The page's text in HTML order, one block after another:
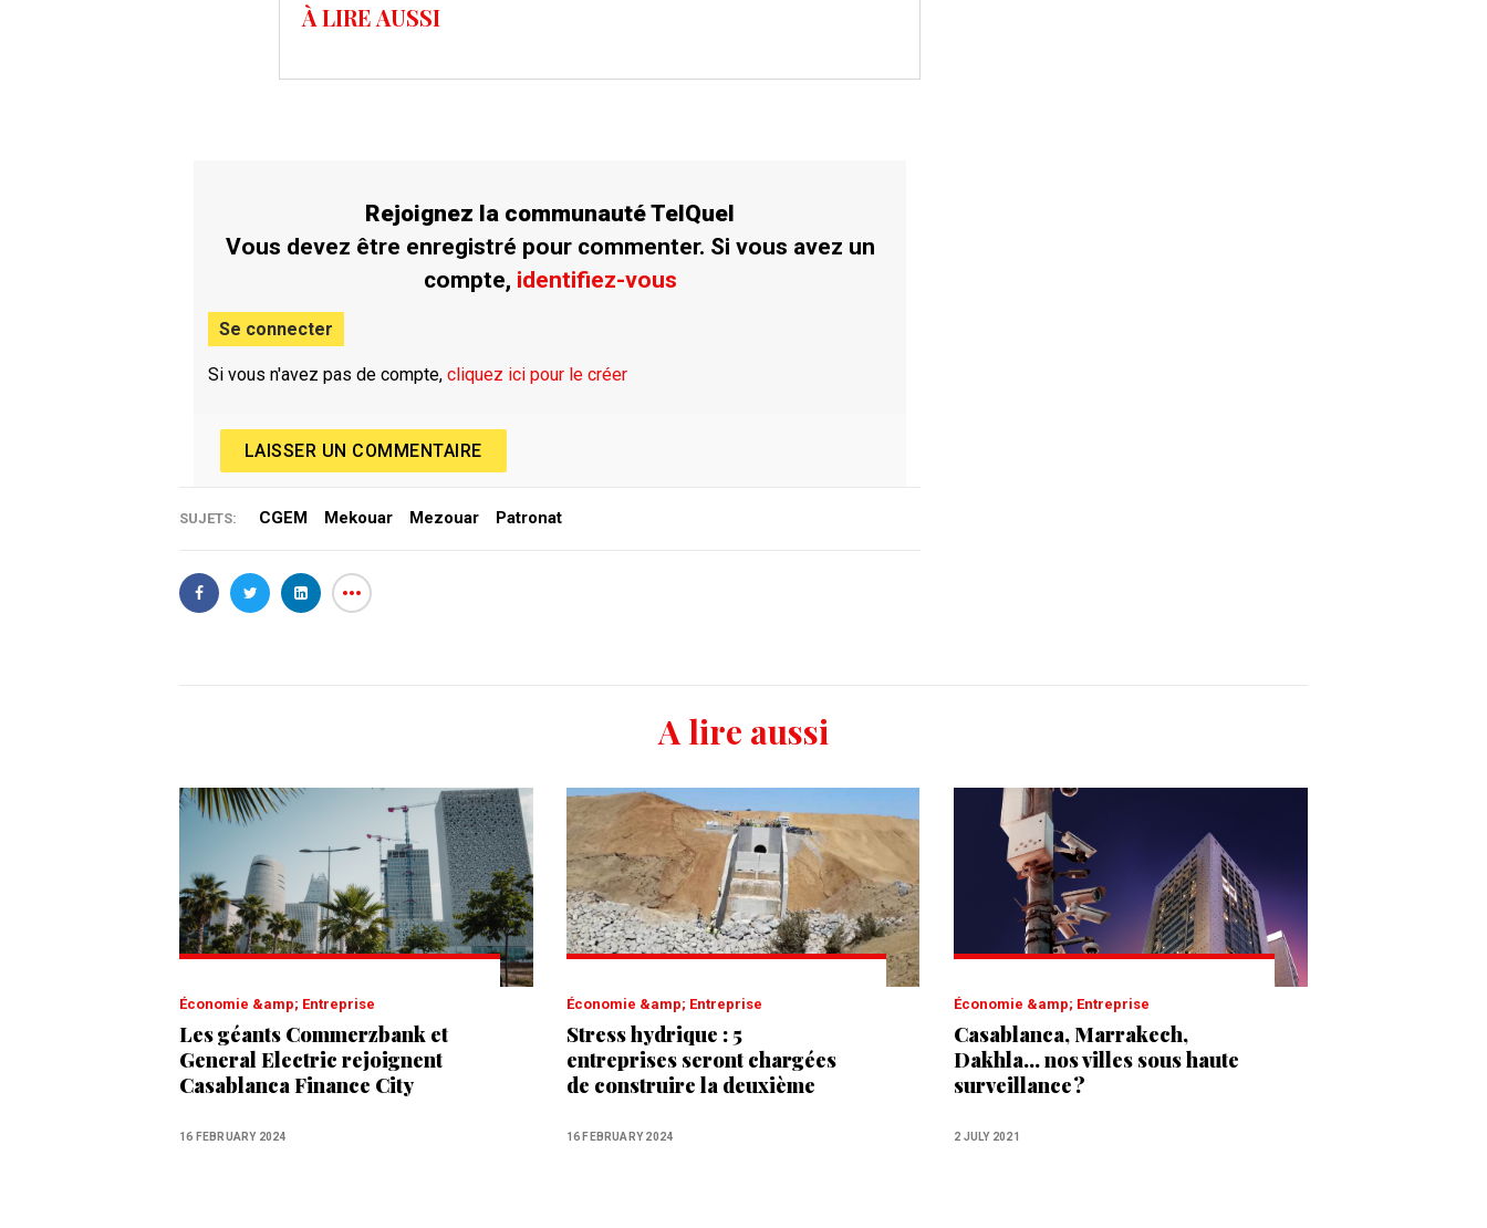
À LIRE AUSSI
Rejoignez la communauté TelQuel
Vous devez être enregistré pour commenter. Si vous avez un
compte, identifiez-vous
Se connecter
Si vous n'avez pas de compte,cliquez ici pour le créer
LAISSER UN COMMENTAIRE
SUJETS: CGEM Mekouar Mezouar Patronat
A lire aussi
Économie &amp; Entreprise
Les géants Commerzbank et
General Electric rejoignent
Casablanca Finance City
16 FEBRUARY 2024
Économie &amp; Entreprise
Stress hydrique : 5
entreprises seront chargées
de construire la deuxième
16 FEBRUARY 2024
Économie &amp; Entreprise
Casablanca, Marrakech,
Dakhla... nos villes sous haute
surveillance ?
2 JULY 2021